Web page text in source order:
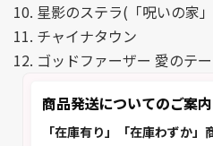
10. 星影のステラ(「呪いの家
11. チャイナタウン
12. ゴッドファーザー 愛のテ
商品発送についてのご案内
「在庫有り」「在庫わずか